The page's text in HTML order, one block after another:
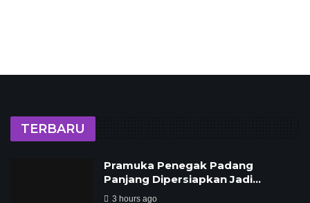
TERBARU
Pramuka Penegak Padang
Panjang Dipersiapkan Jadi…
3 hours ago